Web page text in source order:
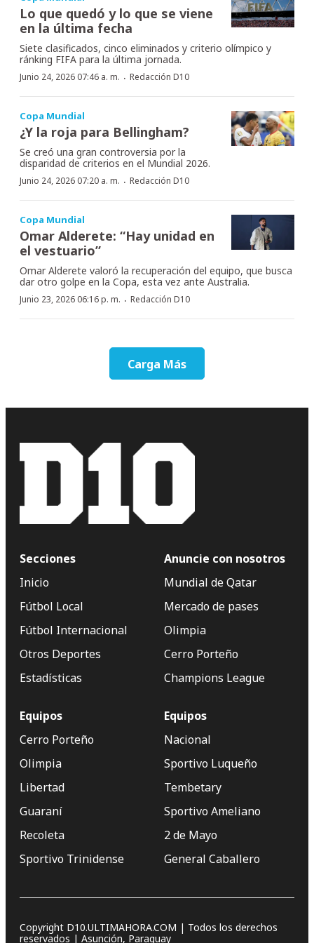
Lo que quedó y lo que se viene
en la última fecha
Siete clasificados, cinco eliminados y criterio olímpico y
ránking FIFA para la última jornada.
Junio 24, 2026 07:46 a. m. · Redacción D10
Copa Mundial
¿Y la roja para Bellingham?
Se creó una gran controversia por la
disparidad de criterios en el Mundial 2026.
Junio 24, 2026 07:20 a. m. · Redacción D10
Copa Mundial
Omar Alderete: “Hay unidad en
el vestuario”
Omar Alderete valoró la recuperación del equipo, que busca
dar otro golpe en la Copa, esta vez ante Australia.
Junio 23, 2026 06:16 p. m. · Redacción D10
Carga Más
Secciones
Inicio
Fútbol Local
Fútbol Internacional
Otros Deportes
Estadísticas
Anuncie con nosotros
Mundial de Qatar
Mercado de pases
Olimpia
Cerro Porteño
Champions League
Equipos
Cerro Porteño
Olimpia
Libertad
Guaraní
Recoleta
Sportivo Trinidense
Equipos
Nacional
Sportivo Luqueño
Tembetary
Sportivo Ameliano
2 de Mayo
General Caballero
Copyright D10.ULTIMAHORA.COM | Todos los derechos
reservados | Asunción, Paraguay